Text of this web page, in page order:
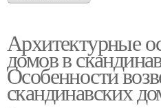
Архитектурные
домов в
Особенности
скандинавских